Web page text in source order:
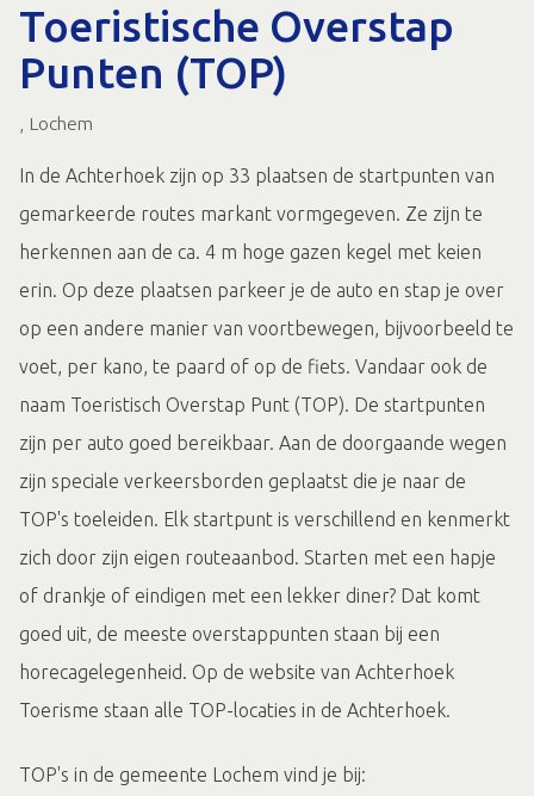
Toeristische Overstap
Punten (TOP)
, Lochem
In de Achterhoek zijn op 33 plaatsen de startpunten van
gemarkeerde routes markant vormgegeven. Ze zijn te
herkennen aan de ca. 4 m hoge gazen kegel met keien
erin. Op deze plaatsen parkeer je de auto en stap je over
op een andere manier van voortbewegen, bijvoorbeeld te
voet, per kano, te paard of op de fiets. Vandaar ook de
naam Toeristisch Overstap Punt (TOP). De startpunten
zijn per auto goed bereikbaar. Aan de doorgaande wegen
zijn speciale verkeersborden geplaatst die je naar de
TOP's toeleiden. Elk startpunt is verschillend en kenmerkt
zich door zijn eigen routeaanbod. Starten met een hapje
of drankje of eindigen met een lekker diner? Dat komt
goed uit, de meeste overstappunten staan bij een
horecagelegenheid. Op de website van Achterhoek
Toerisme staan alle TOP-locaties in de Achterhoek.
TOP's in de gemeente Lochem vind je bij: